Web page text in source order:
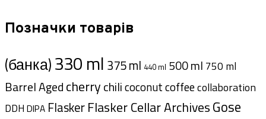
Позначки товарів
(банка)330 ml 375 ml 440 ml 500 ml 750 ml
Barrel Agedcherrychilicoconutcoffeecollaboration
DDH DIPA FlaskerFlasker Cellar ArchivesGose